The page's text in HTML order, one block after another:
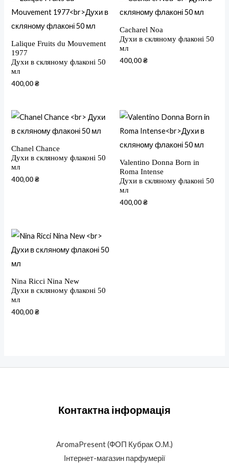
Lalique Fruits du Mouvement
1977
Духи в скляному флаконі 50
мл
400,00₴
Cacharel Noa
Духи в скляному флаконі 50
мл
400,00₴
Chanel Chance
Духи в скляному флаконі 50
мл
400,00₴
Valentino Donna Born in
Roma Intense
Духи в скляному флаконі 50
мл
400,00₴
Nina Ricci Nina New
Духи в скляному флаконі 50
мл
400,00₴
Контактна інформація
AromaPresent (ФОП Кубрак О.М.)
Інтернет-магазин парфумерії